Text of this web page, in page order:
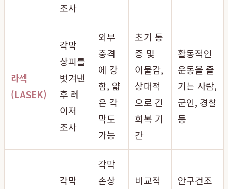
조사
라섹
(LASEK)
각막
상피를
벗겨낸
후 레
이저
조사
외부
충격
에 강
함, 얇
은 각
막도
가능
초기 통
증 및
이물감,
상대적
으로 긴
회복 기
간
활동적인
운동을 즐
기는 사람,
군인, 경찰
등
각막
각막
손상
비교적
안구건조